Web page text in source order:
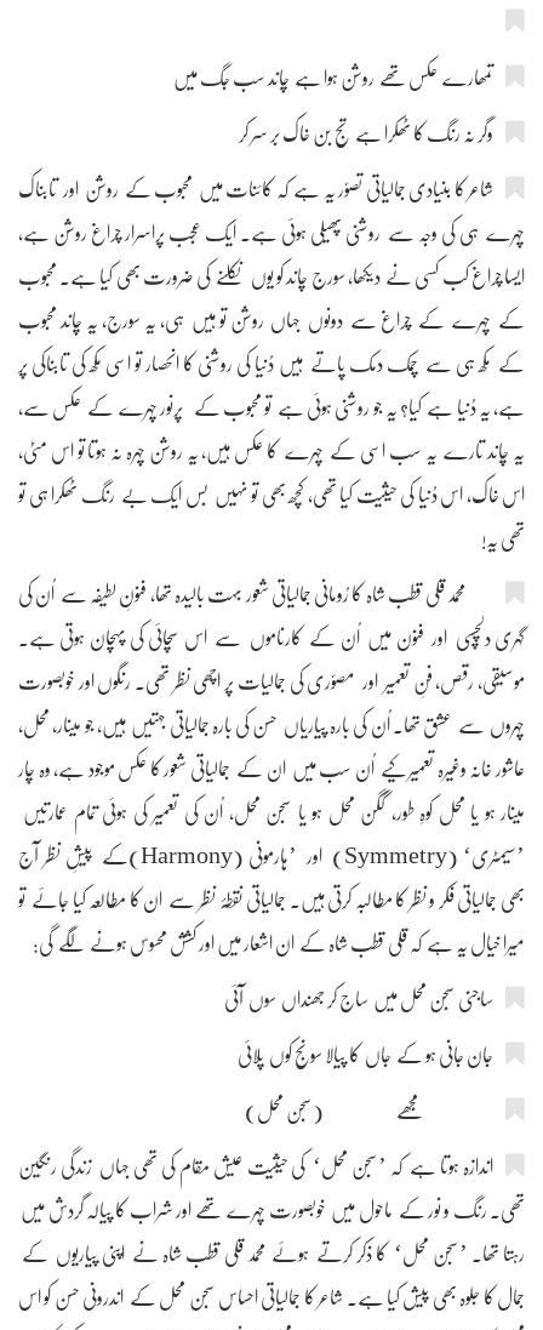
تمھارے عکس تھے روشن ہوا ہے چاند سب جگ میں
وگر نہ رنگ کا ٹھکرا ہے تج بن خاک بر سر کر
شاعر کا بنیادی جمالیاتی تصوّر یہ ہے کہ کائنات میں محبوب کے روشن اور تابناک
چہرے ہی کی وجہ سے روشنی پھیلی ہوئی ہے۔ ایک عجب پراسرار چراغ روشن ہے،
ایسا چراغ کب کسی نے دیکھا، سورج چاند کو یوں نکلنے کی ضرورت بھی کیا ہے۔ محبوب
کے چہرے کے چراغ سے دونوں جہاں روشن تو ہیں ہی، یہ سورج، یہ چاند محبوب
کے مکھ ہی سے چمک دمک پاتے ہیں دُنیا کی روشنی کا انحصار تو اسی مکھ کی تابناکی پر
ہے، یہ دُنیا ہے کیا؟ یہ جو روشنی ہوئی ہے تو محبوب کے پرنور چہرے کے عکس سے،
یہ چاند تارے یہ سب اسی کے چہرے کا عکس ہیں، یہ روشن چہرہ نہ ہوتا تو اس مٹی،
اس خاک، اس دُنیا کی حیثیت کیا تھی، کچھ بھی تو نہیں بس ایک بے رنگ ٹھکرا ہی تو
تھی یہ!
محمد قلی قطب شاہ کا رُومانی جمالیاتی شعور بہت بالیدہ تھا، فنونِ لطیفہ سے اُن کی
گہری دلچسپی اور فنون میں اُن کے کارناموں سے اس سچائی کی پہچان ہوتی ہے۔
موسیقی، رقص، فنِ تعمیر اور مصوّری کی جمالیات پر اچھی نظر تھی۔ رنگوں اور خوبصورت
چہروں سے عشق تھا۔ اُن کی بارہ پیاریاں حسن کی بارہ جمالیاتی جہتیں ہیں، جو مینار، محل،
عاشور خانہ وغیرہ تعمیر کیے اُن سب میں ان کے جمالیاتی شعور کا عکس موجود ہے، وہ چار
مینار ہو یا محل کوہِ طور، گگن محل ہو یا سجن محل، اُن کی تعمیر کی ہوئی تمام عمارتیں
’سیمٹری‘ (Symmetry) اور ’ہارمونی (Harmony)کے پیشِ نظر آج
بھی جمالیاتی فکر و نظر کا مطالبہ کرتی ہیں۔ جمالیاتی نقطۂ نظر سے ان کا مطالعہ کیا جائے تو
میرا خیال یہ ہے کہ قلی قطب شاہ کے ان اشعار میں اور کشش محسوس ہونے لگے گی:
ساجنی سجن محل میں ساج کر جھنداں سوں آئی
جان جانی ہو کے جاں کا پیالا سونج کوں پلائی
مجھے (سجن محل)
اندازہ ہوتا ہے کہ ’سجن محل‘ کی حیثیت عیش مقام کی تھی جہاں زندگی رنگین
تھی۔ رنگ و نور کے ماحول میں خوبصورت چہرے تھے اور شراب کا پیالہ گردش میں
رہتا تھا۔ ’سجن محل‘ کا ذکر کرتے ہوئے محمد قلی قطب شاہ نے اپنی پیاریوں کے
جمال کا جلوہ بھی پیش کیا ہے۔ شاعر کا جمالیاتی احساس سجن محل کے اندرونی حسن کو اس